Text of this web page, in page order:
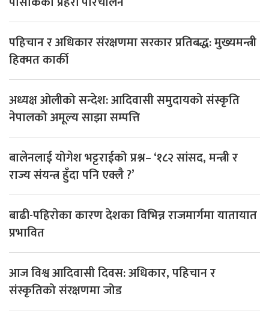
पहिचान र अधिकार संरक्षणमा सरकार प्रतिबद्ध: मुख्यमन्त्री
हिक्मत कार्की
अध्यक्ष ओलीको सन्देश: आदिवासी समुदायको संस्कृति
नेपालको अमूल्य साझा सम्पत्ति
बालेनलाई योगेश भट्टराईको प्रश्न– ‘१८२ सांसद, मन्त्री र
राज्य संयन्त्र हुँदा पनि एक्लै ?’
बाढी-पहिराेका कारण देशका विभिन्न राजमार्गमा यातायात
प्रभावित
आज विश्व आदिवासी दिवस: अधिकार, पहिचान र
संस्कृतिको संरक्षणमा जोड